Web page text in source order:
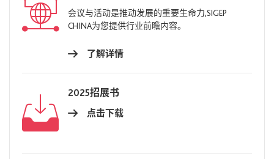
会议与活动是推动发展的重要生命力,SIGEP
CHINA为您提供行业前瞻内容。
了解详情
2025招展书
点击下载